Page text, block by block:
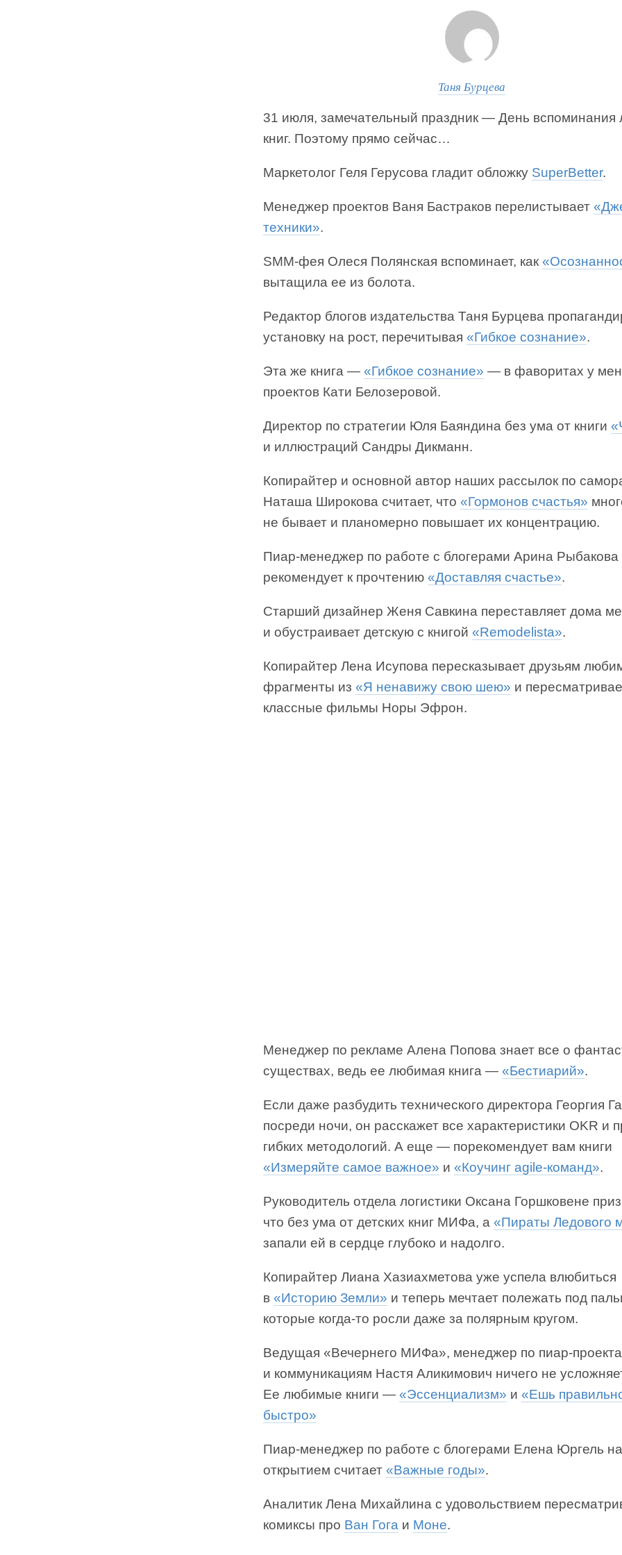
Таня Бурцева
31 июля, замечательный праздник — День
книг. Поэтому прямо сейчас…
Маркетолог Геля Герусова гладит обложку SuperBetter.
Менеджер проектов Ваня Бастраков перелистывает
техники».
SMM-фея Олеся Полянская вспоминает, как
вытащила ее из болота.
Редактор блогов издательства Таня Бурцева
установку на рост, перечитывая «Гибкое сознание».
Эта же книга — «Гибкое сознание» — в фаворитах у
проектов Кати Белозеровой.
Директор по стратегии Юля Баяндина без ума от книги
и иллюстраций Сандры Дикманн.
Копирайтер и основной автор наших рассылок по
Наташа Широкова считает, что «Гормонов счастья»
не бывает и планомерно повышает их концентрацию.
Пиар-менеджер по работе с блогерами Арина Рыбакова
рекомендует к прочтению «Доставляя счастье».
Старший дизайнер Женя Савкина переставляет дома
и обустраивает детскую с книгой «Remodelista».
Копирайтер Лена Исупова пересказывает друзьям
фрагменты из «Я ненавижу свою шею» и
классные фильмы Норы Эфрон.
Менеджер по рекламе Алена Попова знает все о
существах, ведь ее любимая книга — «Бестиарий».
Если даже разбудить технического директора Георгия
посреди ночи, он расскажет все характеристики OKR и
гибких методологий. А еще — порекомендует вам книги
«Измеряйте самое важное» и «Коучинг agile-команд».
Руководитель отдела логистики Оксана Горшковене
что без ума от детских книг МИФа, а «Пираты Ледового
запали ей в сердце глубоко и надолго.
Копирайтер Лиана Хазиахметова уже успела влюбиться
в «Историю Земли» и теперь мечтает полежать под
которые когда-то росли даже за полярным кругом.
Ведущая «Вечернего МИФа», менеджер по пиар-
и коммуникациям Настя Аликимович ничего не
Ее любимые книги — «Эссенциализм» и «Ешь
быстро»
Пиар-менеджер по работе с блогерами Елена Юргель
открытием считает «Важные годы».
Аналитик Лена Михайлина с удовольствием
комиксы про Ван Гога и Моне.